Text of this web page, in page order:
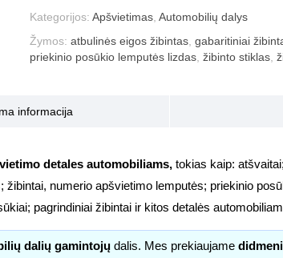
Kategorijos: Apšvietimas Automobilių dalys
Žymos: atbulinės eigos žibintas gabaritiniai
priekinio posūkio lemputės lizdas žibinto stiklas
informacija
detales automobiliams, tokias kaip:
numerio apšvietimo lemputės; priekinio
pagrindiniai žibintai ir kitos detalės
dalių gamintojų dalis. Mes prekiaujame